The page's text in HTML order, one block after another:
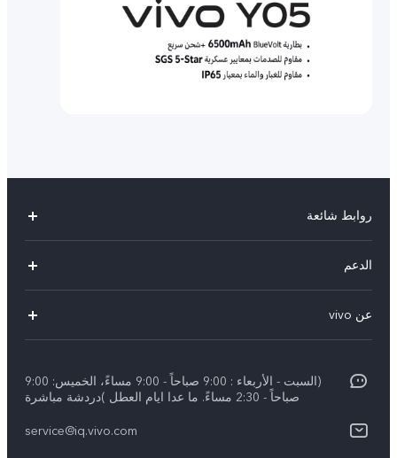
روابط شائعة
V30 Lite
كل الموديلات
الدعم
Funtouch OS
عن vivo
الإشعارات القانونية
نبذة عنا
(السبت - الأربعاء : 9:00 صباحاً - 9:00 مساءً، الخميس: 9:00
صباحاً - 2:30 مساءً. ما عدا ايام العطل )دردشة مباشرة
service@iq.vivo.com